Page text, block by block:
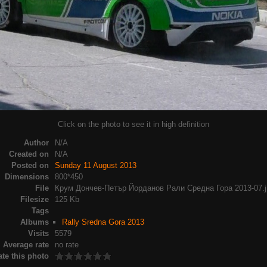
Click on the photo to see it in high definition
Author
N/A
Created on
N/A
Posted on
Sunday 11 August 2013
Dimensions
800*450
File
Крум Дончев-Петър Йорданов Рали Средна Гора 2013-
Filesize
125 Kb
Tags
Albums
Rally Sredna Gora 2013
Visits
5579
Average rate
no rate
this photo